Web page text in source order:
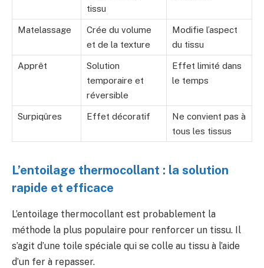
tissu
Matelassage
Crée du volume
et de la texture
Modifie l’aspect
du tissu
Apprêt
Solution
temporaire et
réversible
Effet limité dans
le temps
Surpiqûres Effet décoratif
Ne convient pas à
tous les tissus
L’entoilage thermocollant : la solution
rapide et efficace
L’entoilage thermocollant est probablement la
méthode la plus populaire pour renforcer un tissu. Il
s’agit d’une toile spéciale qui se colle au tissu à l’aide
d’un fer à repasser.